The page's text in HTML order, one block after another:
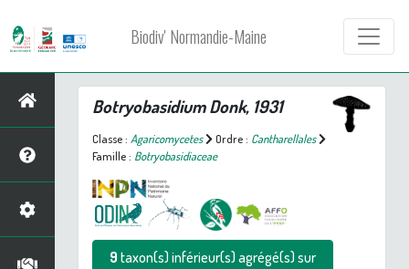
Biodiv' Normandie-Maine
BotryobasidiumDonk, 1931
Classe : Agaricomycetes Ordre : Cantharellales
Famille : Botryobasidiaceae
9taxon(s) inférieur(s) agrégé(s) sur